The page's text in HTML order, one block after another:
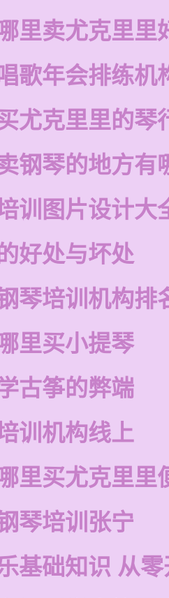
里卖尤克里里
歌年会排练机
尤克里里的琴
钢琴的地方有
训图片设计大
好处与坏处
琴培训机构排
里买小提琴
古筝的弊端
训机构线上
里买尤克里里
琴培训张宁
基础知识 从